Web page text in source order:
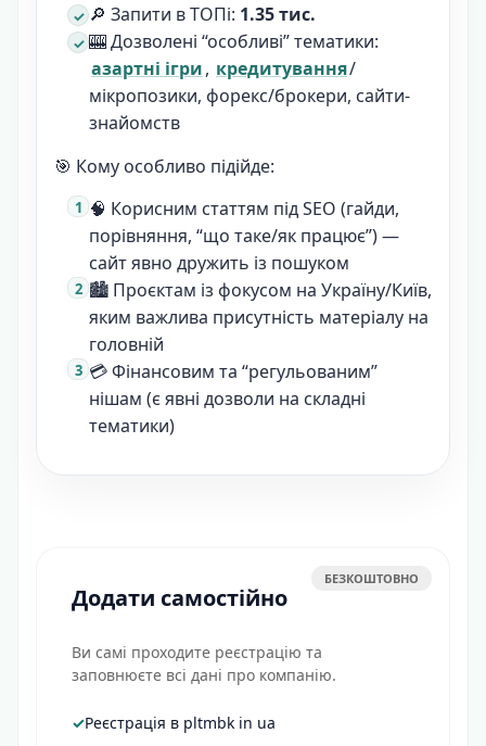
🔎 Запити в ТОПі: 1.35 тис.
🎰 Дозволені “особливі” тематики:
азартні ігри, кредитування/
мікропозики, форекс/брокери, сайти-
знайомств
🎯 Кому особливо підійде:
🧠 Корисним статтям під SEO (гайди,
порівняння, “що таке/як працює”) —
сайт явно дружить із пошуком
🏙 Проєктам із фокусом на Україну/Київ,
яким важлива присутність матеріалу на
головній
💳 Фінансовим та “регульованим”
нішам (є явні дозволи на складні
тематики)
БЕЗКОШТОВНО
Додати самостійно
Ви самі проходите реєстрацію та
заповнюєте всі дані про компанію.
✓Реєстрація в pltmbk in ua